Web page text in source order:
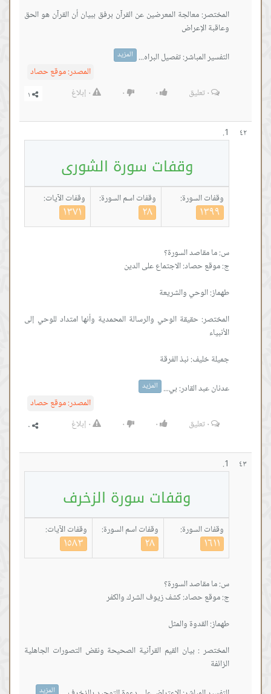
المختصر: معالجة المعرضين عن القرآن برفق ببيان أن القرآن هو الحق
التفسير المباشر: تفصيل البراه... المزيد
المصدر:موقع حصاد
٠تعليق ٠ ٠ ٠ إبلاغ
٤٢
وقفات سورة الشورى
وقفات السورة:
١٣٩٩
وقفات اسم السورة:
٢٨
وقفات الآيات:
١٣٧١
المختصر: حقيقة الوحي والرسالة المحمدية وأنها امتداد للوحي إلى
عدنان عبد القادر: بي... المزيد
المصدر:موقع حصاد
٠تعليق ٠ ٠ ٠ إبلاغ
٤٣
وقفات سورة الزخرف
وقفات السورة:
١٦١١
وقفات اسم السورة:
٢٨
وقفات الآيات:
١٥٨٣
المختصر : بيان القيم القرآنية الصحيحة ونقض التصورات الجاهلية
المزيد